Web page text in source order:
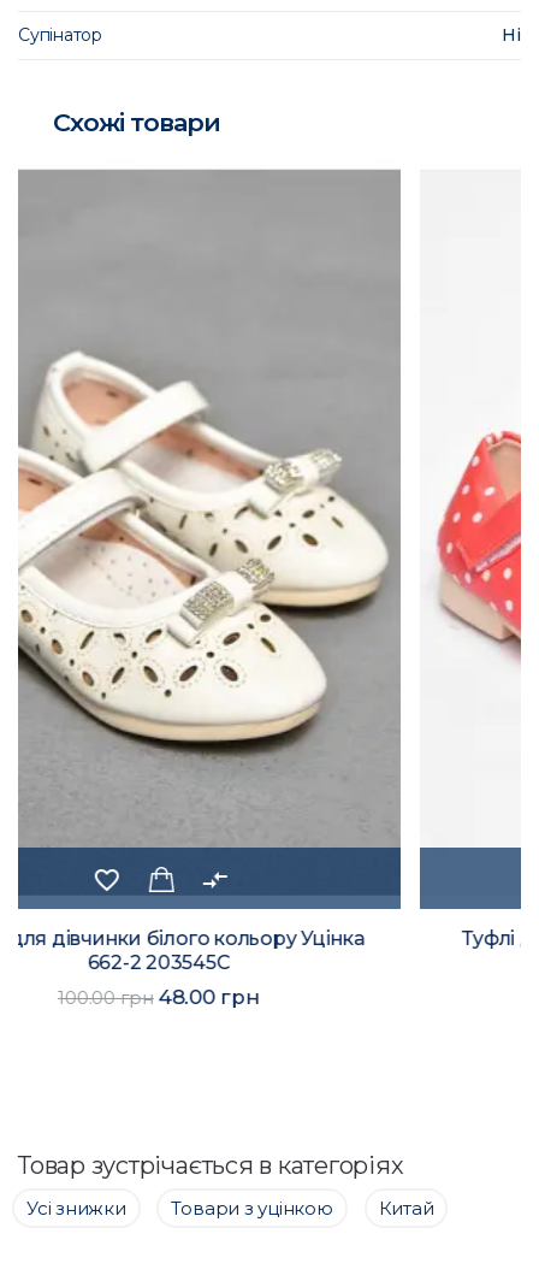
Супінатор Ні
Схожі товари
favorite_border
Туфлі для дівчинки коралового кольору
Уцінка 661-5 203546C
100.00 грн
Товар зустрічається в категоріях
Усі знижки Товари з уцінкою Китай